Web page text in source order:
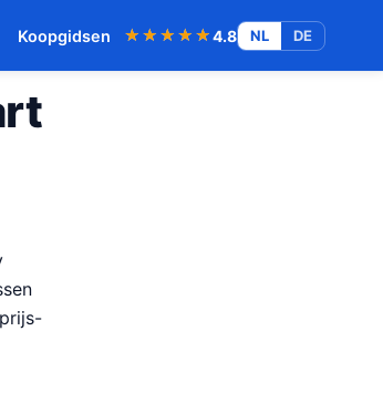
Koopgidsen ★★★★★
★★★★★4.8 NL DE